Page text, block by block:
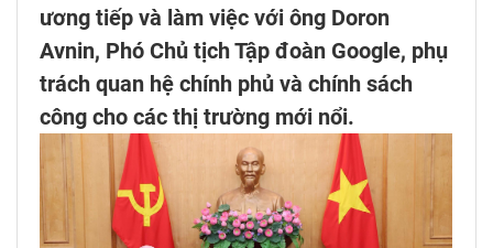
ương tiếp và làm việc với ông Doron
Avnin, Phó Chủ tịch Tập đoàn Google, phụ
trách quan hệ chính phủ và chính sách
công cho các thị trường mới nổi.